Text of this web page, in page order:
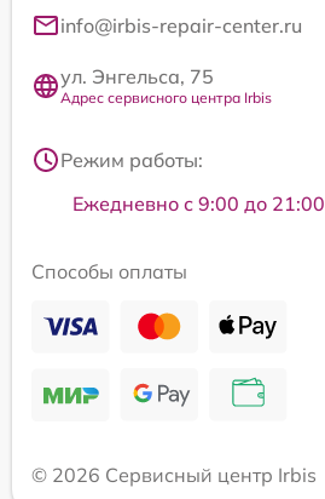
info@irbis-repair-center.ru
ул. Энгельса, 75
Адрес сервисного центра Irbis
Режим работы:
Ежедневно с 9:00 до 21:00
Способы оплаты
© 2026 Сервисный центр Irbis